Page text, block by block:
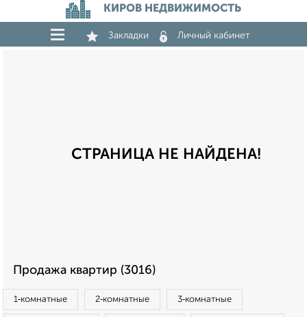
КИРОВ НЕДВИЖИМОСТЬ
Закладки Личный кабинет
СТРАНИЦА НЕ НАЙДЕНА!
Продажа квартир (3016)
1‑комнатные 2‑комнатные 3‑комнатные